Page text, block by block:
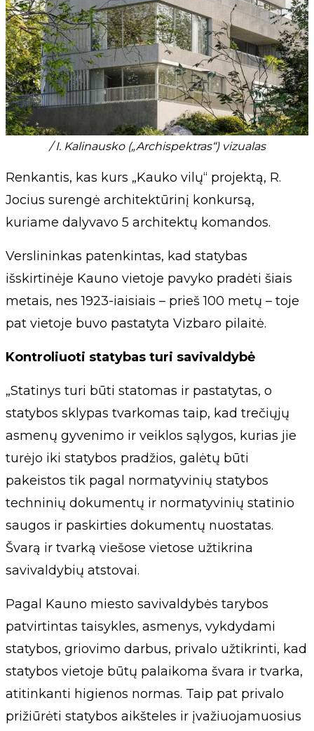
/ I. Kalinausko („Archispektras“) vizualas
Renkantis, kas kurs „Kauko vilų“ projektą, R.
Jocius surengė architektūrinį konkursą,
kuriame dalyvavo 5 architektų komandos.
Verslininkas patenkintas, kad statybas
išskirtinėje Kauno vietoje pavyko pradėti šiais
metais, nes 1923-iaisiais – prieš 100 metų – toje
pat vietoje buvo pastatyta Vizbaro pilaitė.
Kontroliuoti statybas turi savivaldybė
„Statinys turi būti statomas ir pastatytas, o
statybos sklypas tvarkomas taip, kad trečiųjų
asmenų gyvenimo ir veiklos sąlygos, kurias jie
turėjo iki statybos pradžios, galėtų būti
pakeistos tik pagal normatyvinių statybos
techninių dokumentų ir normatyvinių statinio
saugos ir paskirties dokumentų nuostatas.
Švarą ir tvarką viešose vietose užtikrina
savivaldybių atstovai.
Pagal Kauno miesto savivaldybės tarybos
patvirtintas taisykles, asmenys, vykdydami
statybos, griovimo darbus, privalo užtikrinti, kad
statybos vietoje būtų palaikoma švara ir tvarka,
atitinkanti higienos normas. Taip pat privalo
prižiūrėti statybos aikšteles ir įvažiuojamuosius